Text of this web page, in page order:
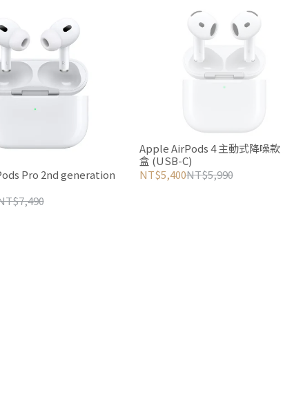
Pro 2nd generation
Apple AirPods 4 主動式降噪款
盒 (USB-C)
NT$5,400NT$5,990